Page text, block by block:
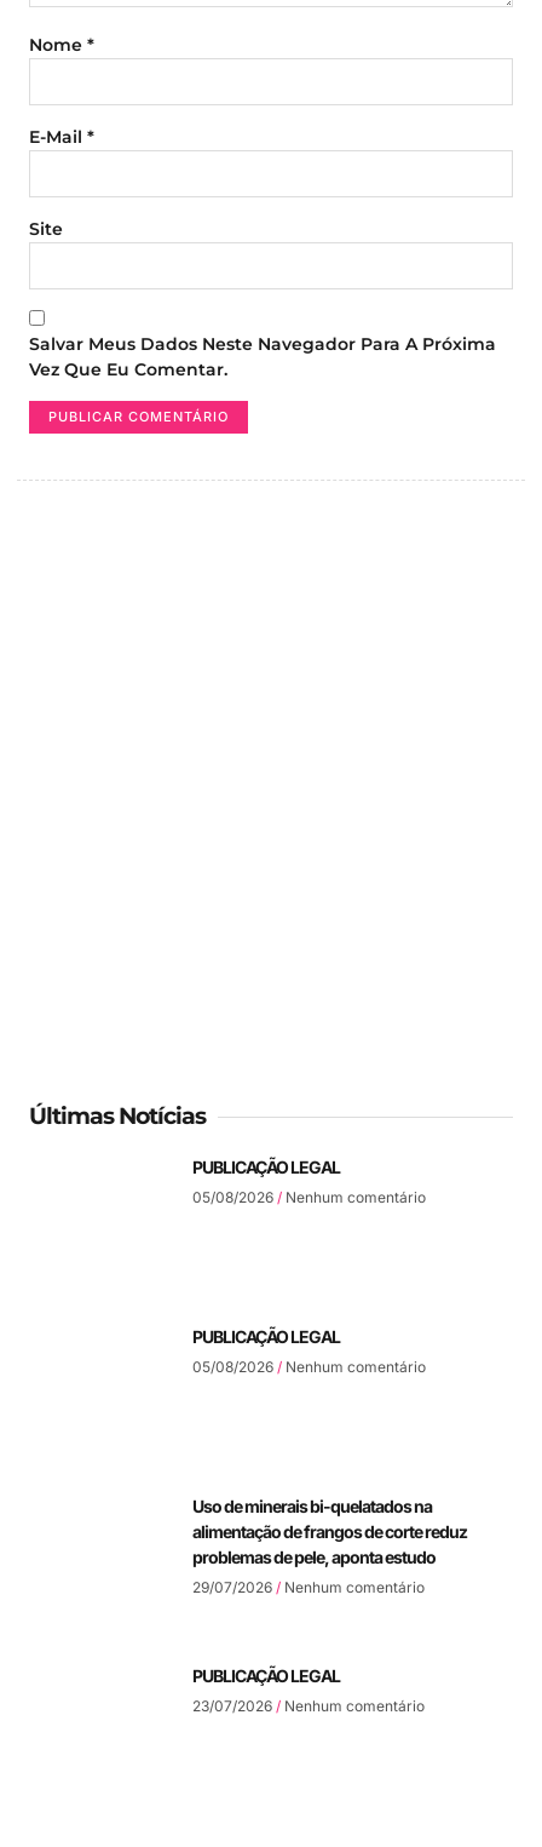
Nome *
E-Mail *
Site
Salvar Meus Dados Neste Navegador Para A Próxima
Vez Que Eu Comentar.
Últimas Notícias
PUBLICAÇÃO LEGAL
05/08/2026 Nenhum comentário
PUBLICAÇÃO LEGAL
05/08/2026 Nenhum comentário
Uso de minerais bi-quelatados na
alimentação de frangos de corte reduz
problemas de pele, aponta estudo
29/07/2026 Nenhum comentário
PUBLICAÇÃO LEGAL
23/07/2026 Nenhum comentário